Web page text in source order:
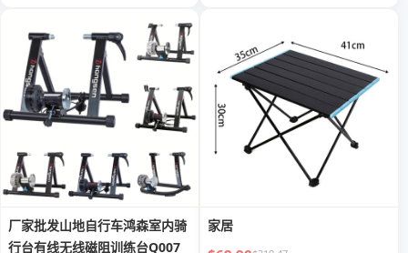
厂家批发山地自行车鸿森室内骑
行台有线无线磁阻训练台Q007
家居